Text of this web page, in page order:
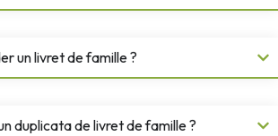
un livret de famille ?
duplicata de livret de famille ?